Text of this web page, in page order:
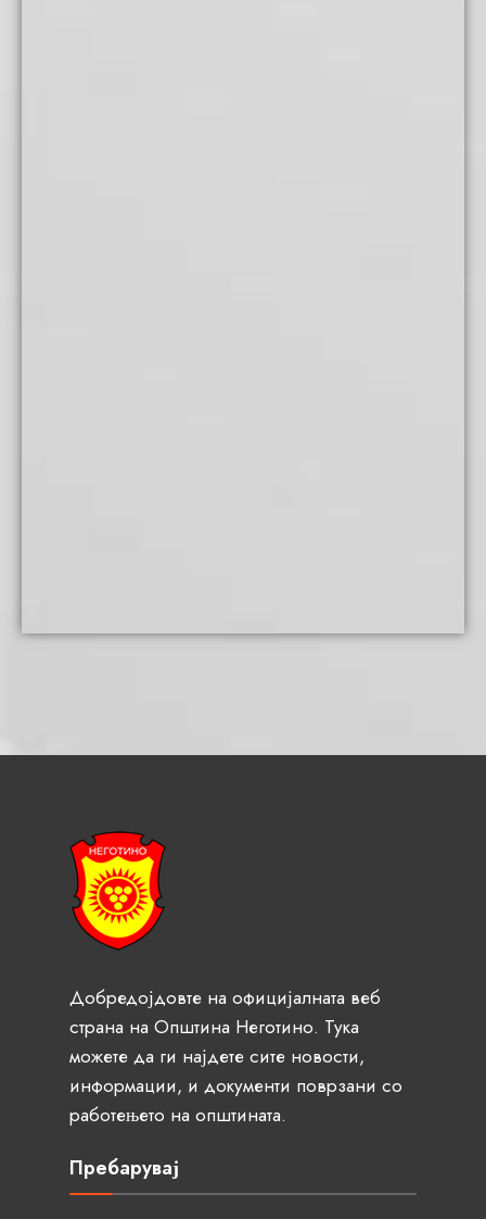
Добредојдовте на официјалната веб
страна на Општина Неготино. Тука
можете да ги најдете сите новости,
информации, и документи поврзани со
работењето на општината.
Пребарувај